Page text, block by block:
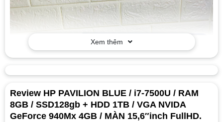
Xem thêm
Review HP PAVILION BLUE / i7-7500U / RAM
8GB / SSD128gb + HDD 1TB / VGA NVIDA
GeForce 940Mx 4GB / MÀN 15,6″inch FullHD.